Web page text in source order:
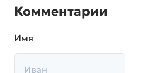
Комментарии
Имя